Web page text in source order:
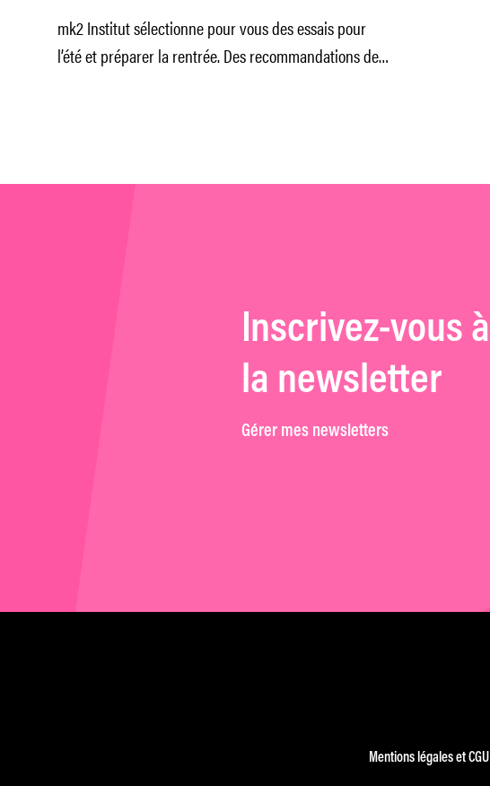
mk2 Institut sélectionne pour vous des essais pour
l’été et préparer la rentrée. Des recommandations de
Inscrivez-vous à
la newsletter
Gérer mes newsletters
Mentions légales et CGU